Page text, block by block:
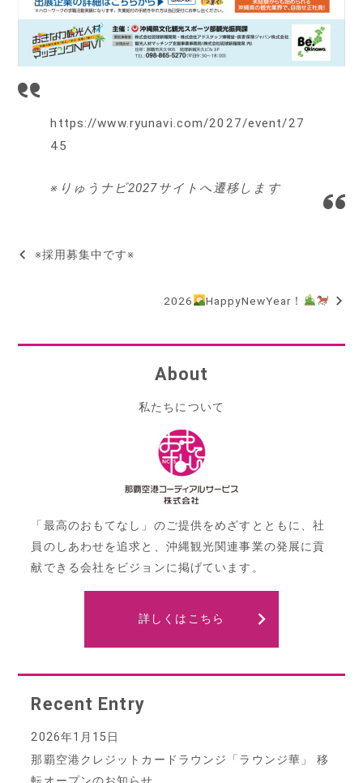
https://www.ryunavi.com/2027/event/27
45
※りゅうナビ2027サイトへ遷移します
投
ビ
※採用募集中です※
2026 HappyNewYear！
About
私たちについて
「最高のおもてなし」のご提供をめざすとともに、社
員のしあわせを追求と、沖縄観光関連事業の発展に貢
献できる会社をビジョンに掲げています。
詳しくはこちら
Recent Entry
那覇空港クレジットカードラウンジ「ラウンジ華」 移
2026年1月15日